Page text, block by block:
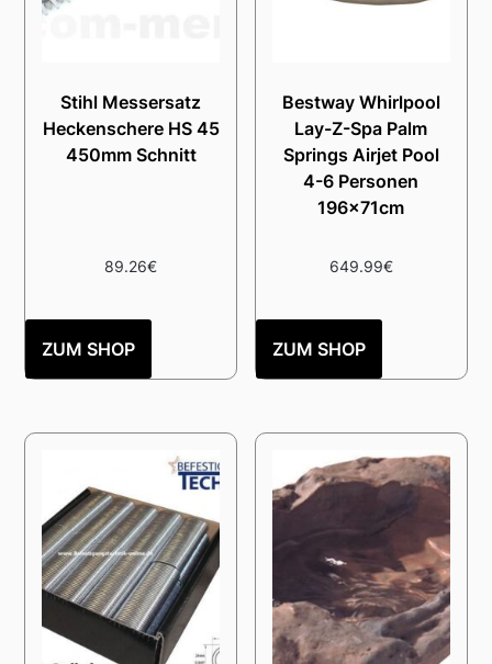
Stihl Messersatz
Heckenschere HS 45
450mm Schnitt
89.26€
ZUM SHOP
Bestway Whirlpool
Lay-Z-Spa Palm
Springs Airjet Pool
4-6 Personen
196x71cm
649.99€
ZUM SHOP